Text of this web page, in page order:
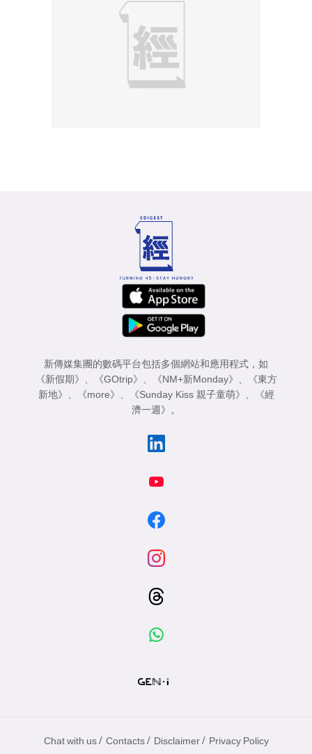
新傳媒集團的數碼平台包括多個網站和應用程式，如
《新假期》
《GOtrip》 《NM+新Monday》
《東方
新地》
《more》 《Sunday Kiss 親子童萌》
《經
濟一週》
。
Chat with us / Contacts / Disclaimer / Privacy Policy